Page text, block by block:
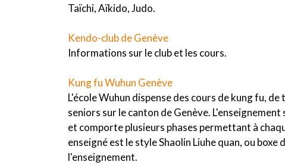
Taïchi, Aïkido, Judo.
Kendo-club de Genève
Informations sur le club et les cours.
Kung fu Wuhun Genève
L'école Wuhun dispense des cours de kung fu,
seniors sur le canton de Genève.
et comporte plusieurs phases permettant à
enseigné est le style Shaolin Liuhe quan, ou
l'enseignement.